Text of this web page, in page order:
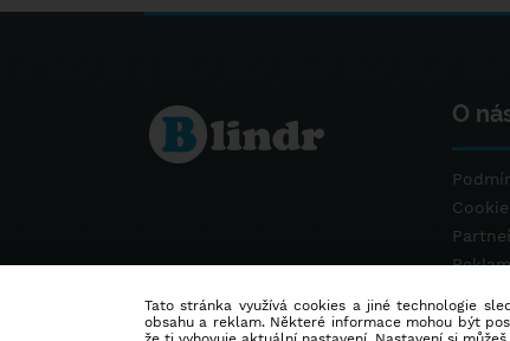
O
Tato stránka využívá cookies a jiné technologie
obsahu a reklam. Některé informace mohou být